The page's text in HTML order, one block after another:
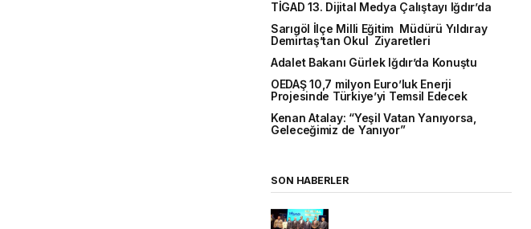
TİGAD 13. Dijital Medya Çalıştayı Iğdır’da
Sarıgöl İlçe Milli Eğitim Müdürü Yıldıray
Demirtaş’tan Okul Ziyaretleri
Adalet Bakanı Gürlek Iğdır’da Konuştu
OEDAŞ 10,7 milyon Euro’luk Enerji
Projesinde Türkiye’yi Temsil Edecek
Kenan Atalay: “Yeşil Vatan Yanıyorsa,
Geleceğimiz de Yanıyor”
SON HABERLER